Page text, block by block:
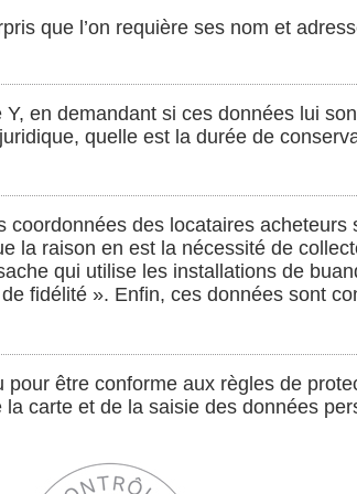
que l’on requière ses nom et
en demandant si ces données lui
quelle est la durée de
coordonnées des locataires acheteurs
la raison en est la nécessité de
qui utilise les installations de
fidélité ». Enfin, ces données sont
être conforme aux règles de
carte et de la saisie des données